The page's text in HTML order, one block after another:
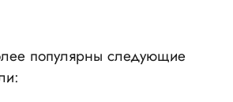
популярны следующие